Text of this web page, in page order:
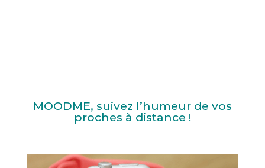
MOODME, suivez l’humeur de vos
proches à distance !